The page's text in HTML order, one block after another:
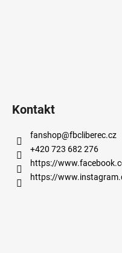
Kontakt
fanshop@fbcliberec.cz
+420 723 682 276
https://
https://